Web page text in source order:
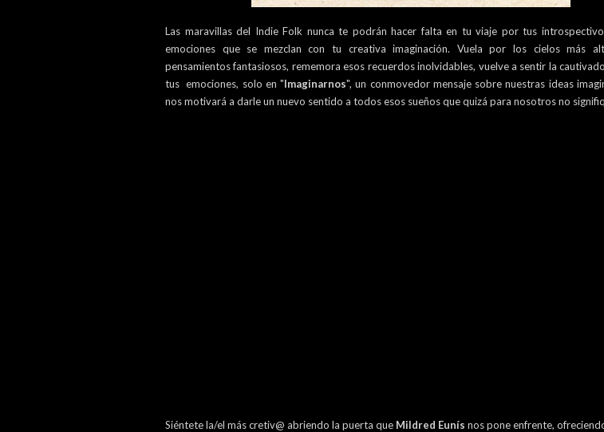
Las maravillas del Indie Folk nunca te podrán hacer falta en tu viaje por tus
emociones que se mezclan con tu creativa imaginación. Vuela por los cielos más
pensamientos fantasiosos, rememora esos recuerdos inolvidables, vuelve a sentir la
tus emociones, solo en "Imaginarnos", un conmovedor mensaje sobre nuestras ideas
nos motivará a darle un nuevo sentido a todos esos sueños que quizá para nosotros no
Siéntete la/el más cretiv@ abriendo la puerta que Mildred Eunís nos pone enfrente,